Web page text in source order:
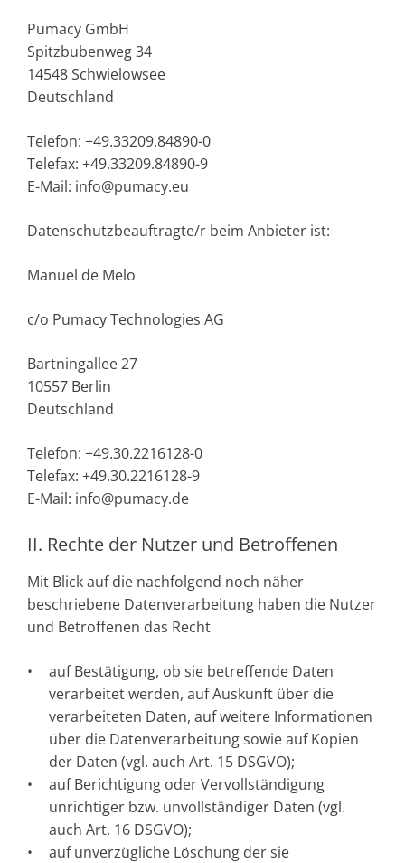
Pumacy GmbH
Spitzbubenweg 34
14548 Schwielowsee
Deutschland
Telefon: +49.33209.84890-0
Telefax: +49.33209.84890-9
E-Mail: info@pumacy.eu
Datenschutzbeauftragte/r beim Anbieter ist:
Manuel de Melo
c/o Pumacy Technologies AG
Bartningallee 27
10557 Berlin
Deutschland
Telefon: +49.30.2216128-0
Telefax: +49.30.2216128-9
E-Mail: info@pumacy.de
II. Rechte der Nutzer und Betroffenen
Mit Blick auf die nachfolgend noch näher
beschriebene Datenverarbeitung haben die Nutzer
und Betroffenen das Recht
auf Bestätigung, ob sie betreffende Daten
verarbeitet werden, auf Auskunft über die
verarbeiteten Daten, auf weitere Informationen
über die Datenverarbeitung sowie auf Kopien
der Daten (vgl. auch Art. 15 DSGVO);
auf Berichtigung oder Vervollständigung
unrichtiger bzw. unvollständiger Daten (vgl.
auch Art. 16 DSGVO);
auf unverzügliche Löschung der sie